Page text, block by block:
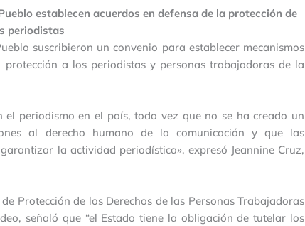
establecen acuerdos en defensa de la protección de
periodistas
suscribieron un convenio para establecer mecanismos
a los periodistas y personas trabajadoras de la
periodismo en el país, toda vez que no se ha creado un
al derecho humano de la comunicación y que las
la actividad periodística», expresó Jeannine Cruz,
Protección de los Derechos de las Personas Trabajadoras
señaló que “el Estado tiene la obligación de tutelar los